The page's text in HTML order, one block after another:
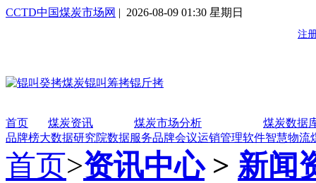
CCTD中国煤炭市场网 | 2026-08-09 01:30 星期日
首页 煤炭资讯 煤炭市场分析
煤炭数据
品牌榜大数据研究院数据服务品牌会议运销管理软件智慧物流
首页>资讯中心> 新闻